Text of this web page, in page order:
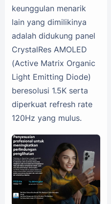
keunggulan menarik
lain yang dimilikinya
adalah didukung panel
CrystalRes AMOLED
(Active Matrix Organic
Light Emitting Diode)
beresolusi 1.5K serta
diperkuat refresh rate
120Hz yang mulus.